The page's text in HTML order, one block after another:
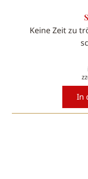
Keine Zeit zu
In